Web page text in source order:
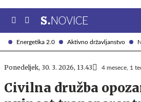
Energetika 2.0 Aktivno državljanstvo
Ponedeljek, 30. 3. 2026, 13.43 4 mesece, 1
Civilna družba